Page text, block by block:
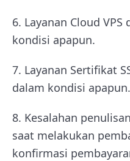
6. Layanan Cloud
kondisi apapun.
7. Layanan Sertifikat
dalam kondisi apapun.
8. Kesalahan
saat melakukan
konfirmasi